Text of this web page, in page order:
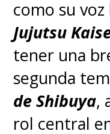
como su
Jujutsu
tener una
segunda
de Shibuya,
rol central